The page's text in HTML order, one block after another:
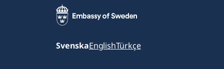
SvenskaEnglishTürkçe